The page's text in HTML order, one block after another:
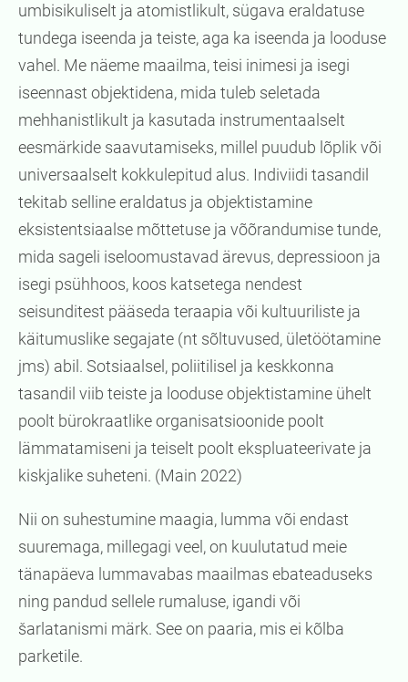
umbisikuliselt ja atomistlikult, sügava eraldatuse
tundega iseenda ja teiste, aga ka iseenda ja looduse
vahel. Me näeme maailma, teisi inimesi ja isegi
iseennast objektidena, mida tuleb seletada
mehhanistlikult ja kasutada instrumentaalselt
eesmärkide saavutamiseks, millel puudub lõplik või
universaalselt kokkulepitud alus. Indiviidi tasandil
tekitab selline eraldatus ja objektistamine
eksistentsiaalse mõttetuse ja võõrandumise tunde,
mida sageli iseloomustavad ärevus, depressioon ja
isegi psühhoos, koos katsetega nendest
seisunditest pääseda teraapia või kultuuriliste ja
käitumuslike segajate (nt sõltuvused, ületöötamine
jms) abil. Sotsiaalsel, poliitilisel ja keskkonna
tasandil viib teiste ja looduse objektistamine ühelt
poolt bürokraatlike organisatsioonide poolt
lämmatamiseni ja teiselt poolt ekspluateerivate ja
kiskjalike suheteni. (Main 2022)
Nii on suhestumine maagia, lumma või endast
suuremaga, millegagi veel, on kuulutatud meie
tänapäeva lummavabas maailmas ebateaduseks
ning pandud sellele rumaluse, igandi või
šarlatanismi märk. See on paaria, mis ei kõlba
parketile.